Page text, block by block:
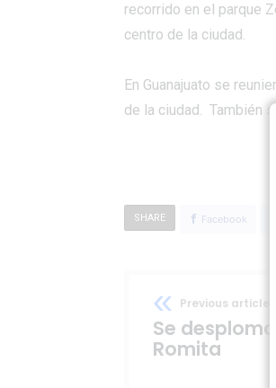
recorrido en el parque
centro de la ciudad.
En Guanajuato se
de la ciudad. También
SHARE Facebook
Previous article
Se
Romita